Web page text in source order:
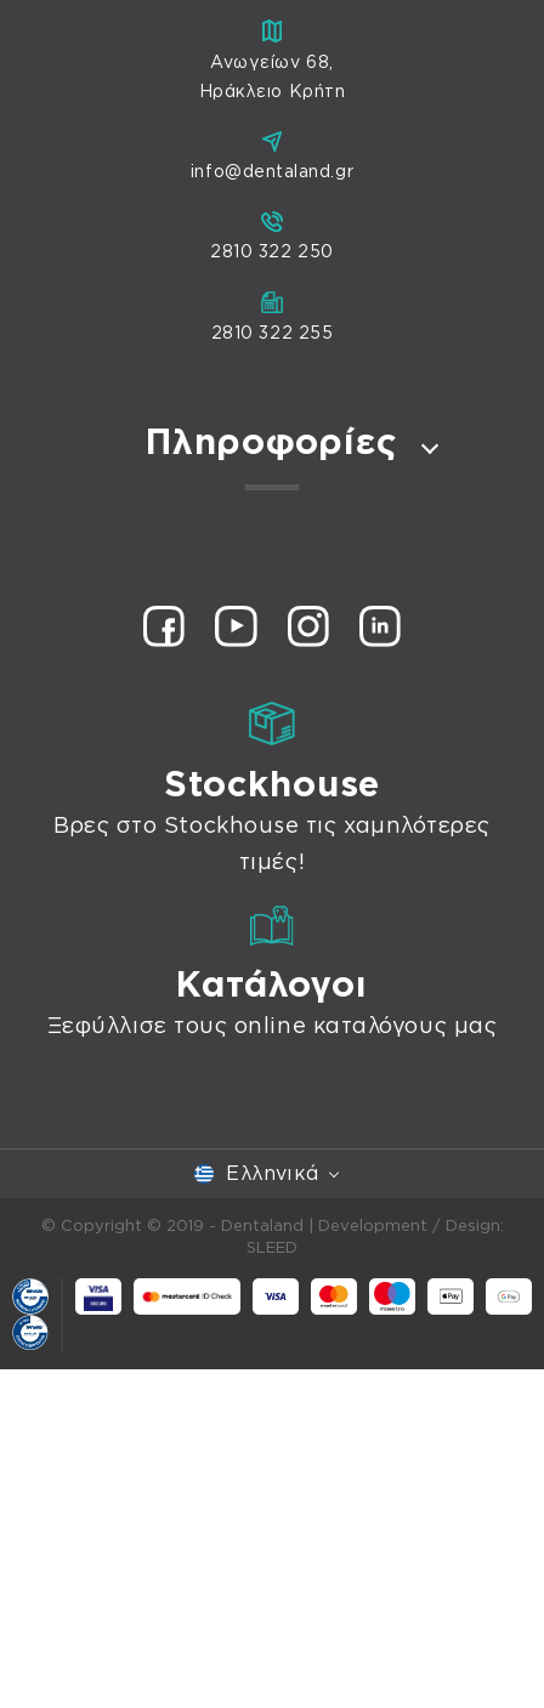
Ανωγείων 68,
Ηράκλειο Κρήτη
info@dentaland.gr
2810 322 250
2810 322 255
Πληροφορίες
Stockhouse
Βρες στο Stockhouse τις χαμηλότερες
τιμές!
Κατάλογοι
Ξεφύλλισε τους online καταλόγους μας
Ελληνικά
© Copyright © 2019 - Dentaland |
Development / Design:
SLEED